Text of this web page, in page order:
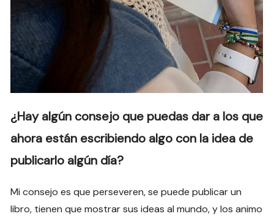
¿Hay algún consejo que puedas dar a los que
ahora están escribiendo algo con la idea de
publicarlo algún día?
Mi consejo es que perseveren, se puede publicar un
libro, tienen que mostrar sus ideas al mundo, y los animo